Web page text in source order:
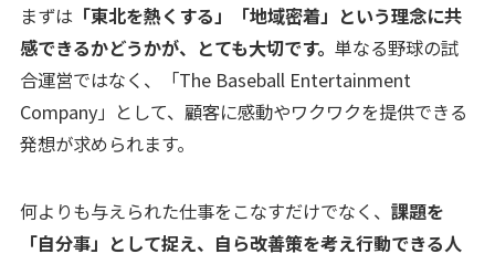
まずは「東北を熱くする」「地域密着」という理念に共
感できるかどうかが、とても大切です。 単なる野球の試
合運営ではなく、「The Baseball Entertainment
Company」として、顧客に感動やワクワクを提供できる
発想が求められます。
何よりも与えられた仕事をこなすだけでなく、 課題を
「自分事」として捉え、自ら改善策を考え行動できる人